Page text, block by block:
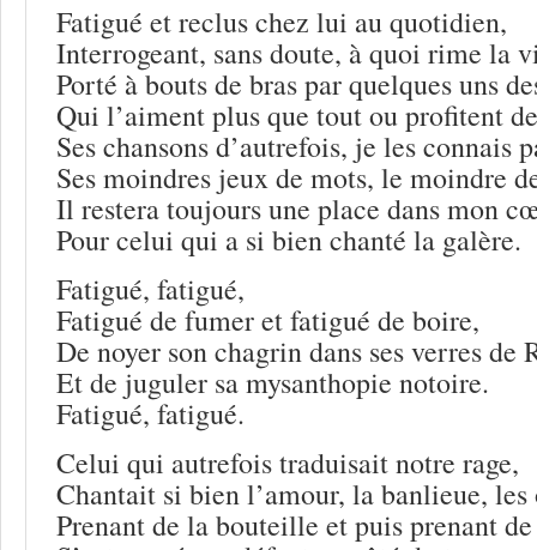
Fatigué et reclus chez lui au quotidien,
Interrogeant, sans doute, à quoi rime la
Porté à bouts de bras par quelques uns
Qui l’aiment plus que tout ou profitent
Ses chansons d’autrefois, je les connais
Ses moindres jeux de mots, le moindre
Il restera toujours une place dans mon
Pour celui qui a si bien chanté la galère.
Fatigué, fatigué,
Fatigué de fumer et fatigué de boire,
De noyer son chagrin dans ses verres de
Et de juguler sa mysanthopie notoire.
Fatigué, fatigué.
Celui qui autrefois traduisait notre rage,
Chantait si bien l’amour, la banlieue, les
Prenant de la bouteille et puis prenant de